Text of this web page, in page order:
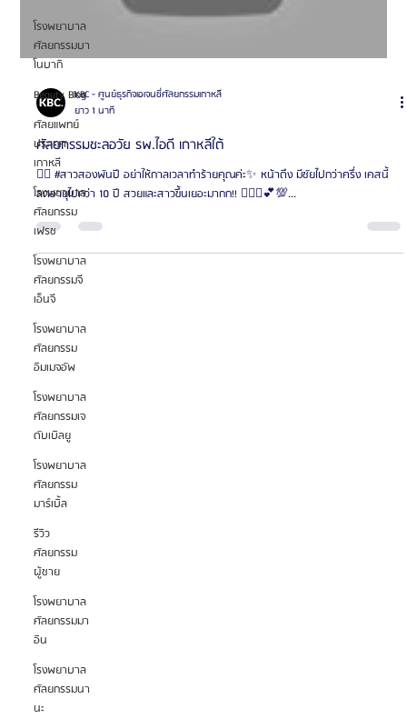
โรงพยาบาล
ศัลยกรรมบา
โนบากิ
Beauty Blog
ศัลยแพทย์
ประเทศ
เกาหลี
โรงพยาบาล
ศัลยกรรม
เฟรช
โรงพยาบาล
ศัลยกรรมจี
เอ็นจี
โรงพยาบาล
ศัลยกรรม
อิมเมจอัพ
โรงพยาบาล
ศัลยกรรมเจ
ดับเบิลยู
โรงพยาบาล
ศัลยกรรม
มาร์เบิ้ล
รีวิว
ศัลยกรรม
ผู้ชาย
โรงพยาบาล
ศัลยกรรมมา
อิน
โรงพยาบาล
ศัลยกรรมนา
นะ
KBC - ศูนย์ธุรกิจเอเจนซี่ศัลยกรรมเกาหลี
ยาว 1 นาที
ศัลยกรรมชะลอวัย รพ.ไอดี เกาหลีใต้
✌🏻 #สาวสองพันปี อย่าให้กาลเวลาทำร้ายคุณค่ะ✨ หน้าตึง มีชัยไปกว่าครึ่ง เคสนี้
ลดอายุไปกว่า 10 ปี สวยและสาวขึ้นเยอะมากก!! 👨🏻‍⚕️💕💯...